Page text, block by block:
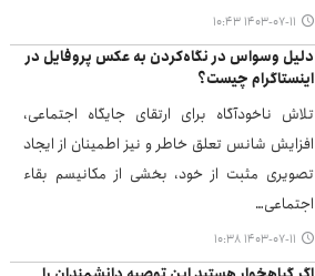
۱۴۰۳-۰۷-۱۱ ۱۰:۴۳
دلیل وسواس در نگاه‌کردن به عکس‌ پروفایل در
اینستاگرام چیست؟
تلاش ناخودآگاه برای ارتقای جایگاه اجتماعی،
افزایش شانس تعلق خاطر و نیز اطمینان از ایجاد
تصویری مثبت از خود، بخشی از مکانیسم بقاء
اجتماعی…
۱۴۰۳-۰۷-۱۱ ۱۰:۳۸